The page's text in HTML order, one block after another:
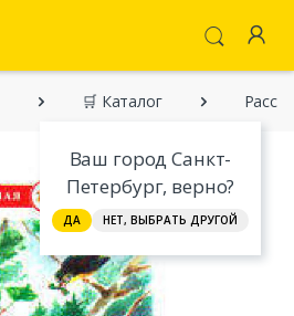
Ваш город Санкт-
Петербург, верно?
ДА НЕТ, ВЫБРАТЬ ДРУГОЙ
🛒 Каталог